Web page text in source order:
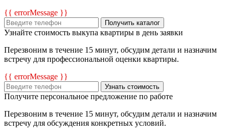
{{ errorMessage }}
Получить каталог
Узнайте стоимость выкупа квартиры в день заявки
Перезвоним в течение 15 минут, обсудим детали и назначим
встречу для профессиональной оценки квартиры.
{{ errorMessage }}
Узнать стоимость
Получите персональное предложение по работе
Перезвоним в течение 15 минут, обсудим детали и назначим
встречу для обсуждения конкретных условий.